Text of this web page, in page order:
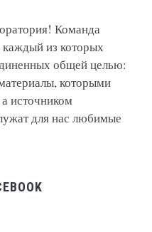
Команда
из которых
общей целью:
которыми
а источником
для нас любимые